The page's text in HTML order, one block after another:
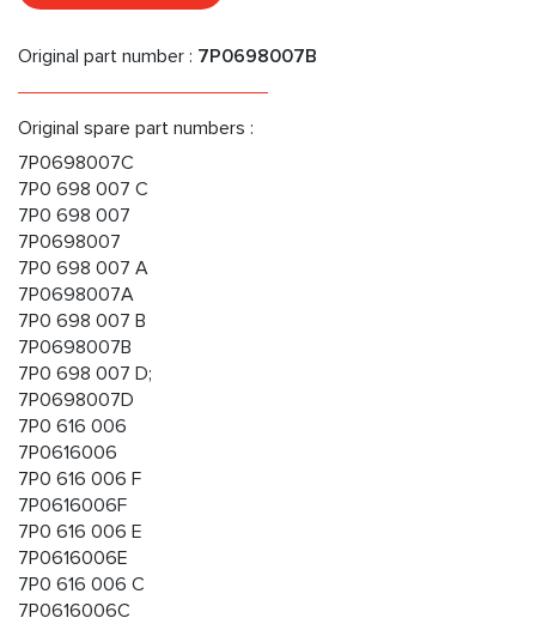
Original part number : 7P0698007B
Original spare part numbers :
7P0698007C
7P0 698 007 C
7P0 698 007
7P0698007
7P0 698 007 A
7P0698007A
7P0 698 007 B
7P0698007B
7P0 698 007 D;
7P0698007D
7P0 616 006
7P0616006
7P0 616 006 F
7P0616006F
7P0 616 006 E
7P0616006E
7P0 616 006 C
7P0616006C